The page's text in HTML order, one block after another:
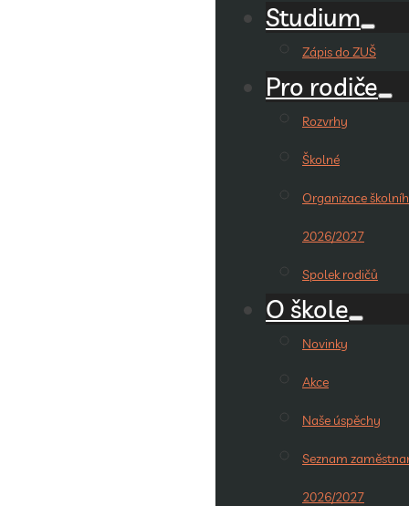
Studium
Zápis do ZUŠ
Pro rodiče
Rozvrhy
Školné
Organizace
2026/2027
Spolek rodičů
O škole
Novinky
Akce
Naše úspěchy
Seznam
2026/2027